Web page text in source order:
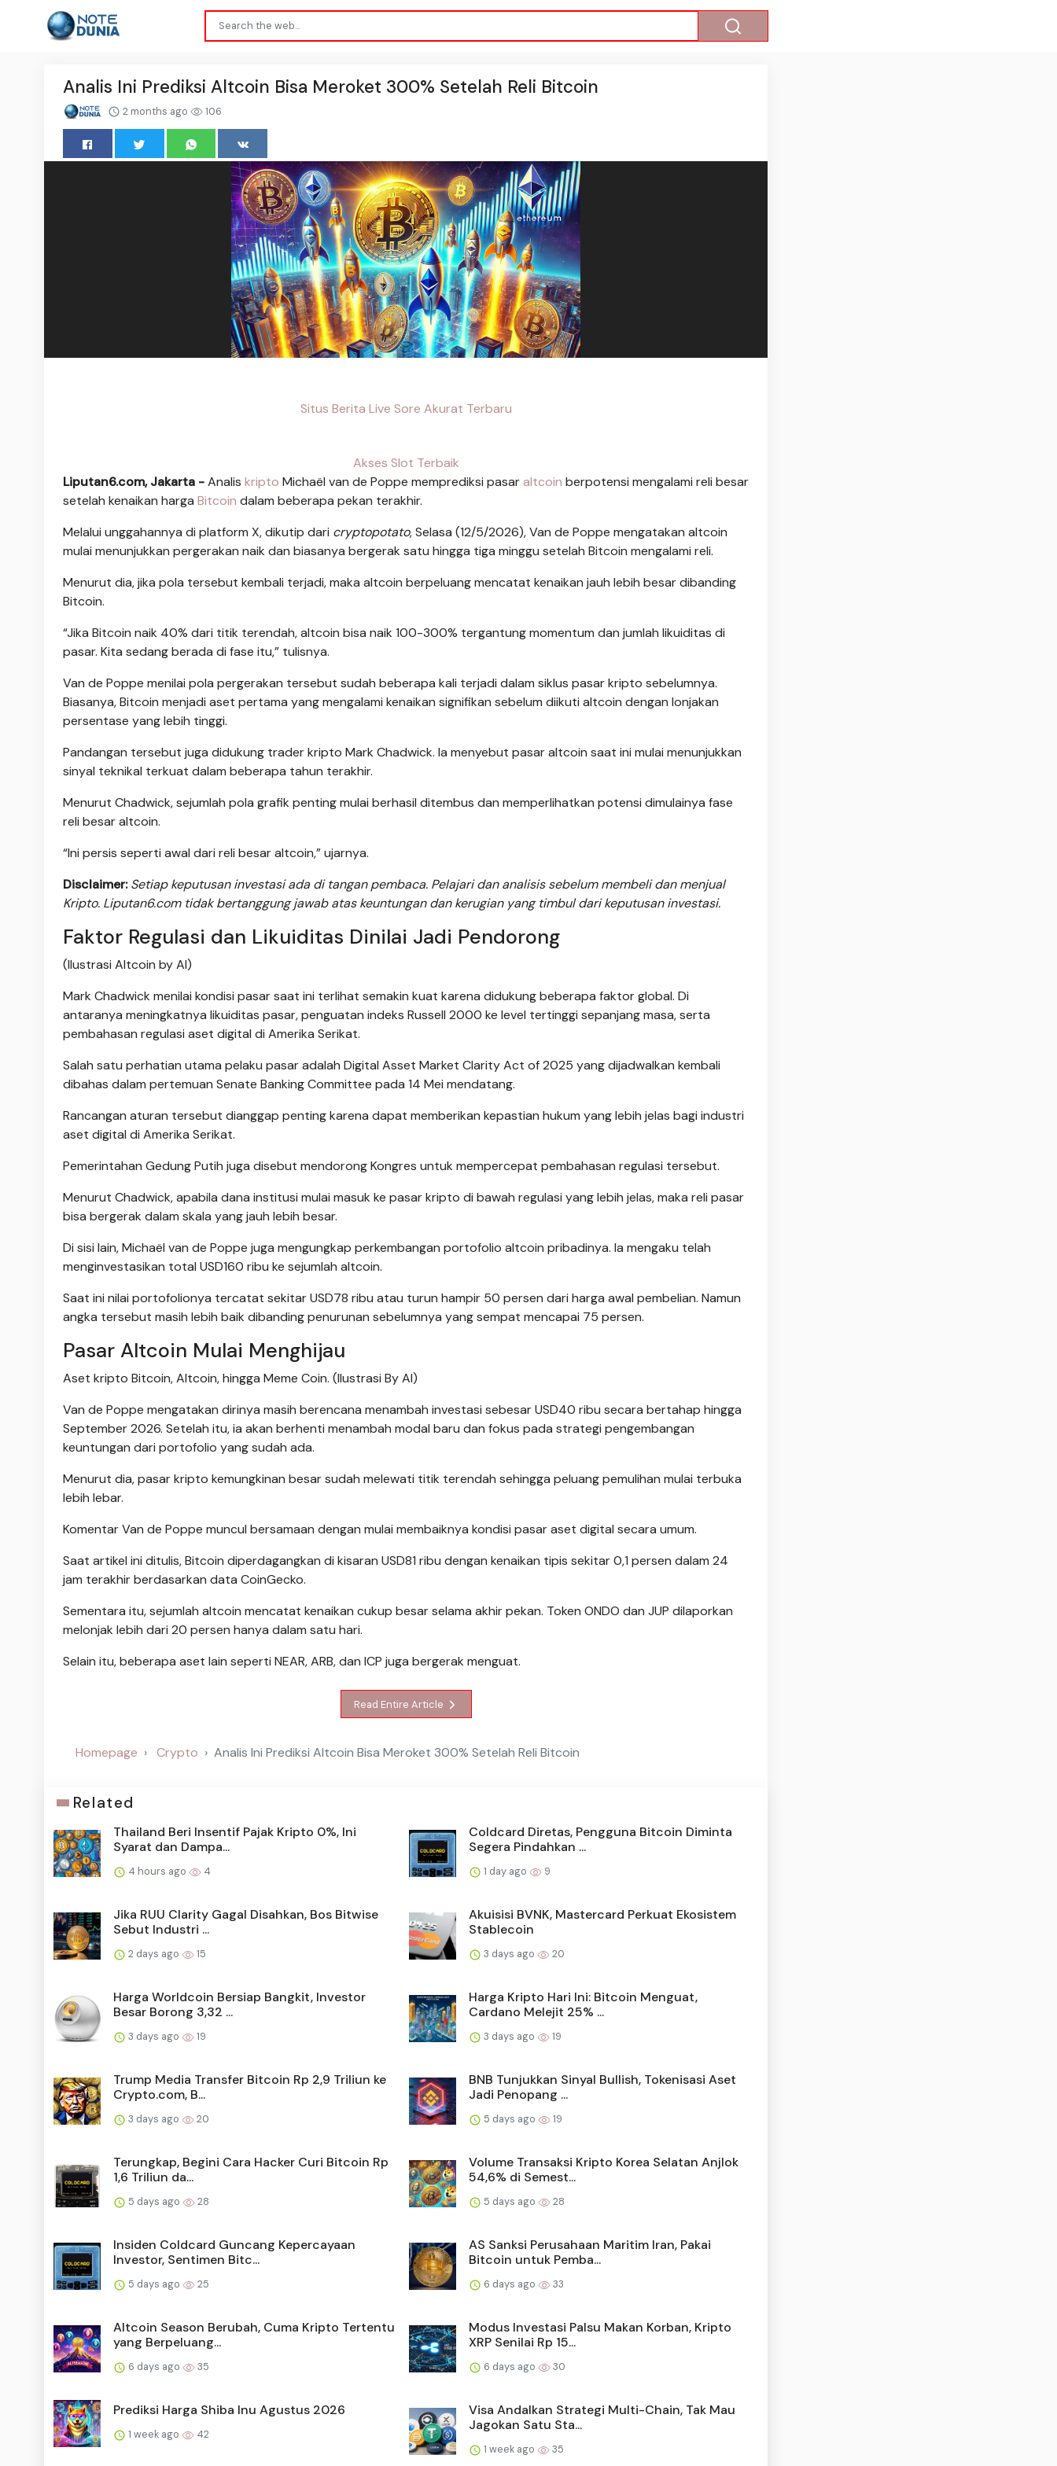
Analis Ini Prediksi Altcoin Bisa Meroket 300% Setelah Reli Bitcoin
2 months ago 106
Situs Berita Live Sore Akurat Terbaru
Akses Slot Terbaik
Liputan6.com, Jakarta -Analis kripto Michaël van de Poppe memprediksi pasaraltcoin berpotensi mengalami reli besar
setelah kenaikan harga Bitcoin dalam beberapa pekan terakhir.
Melalui unggahannya di platform X, dikutip dari cryptopotato, Selasa (12/5/2026), Van de Poppe mengatakan altcoin
mulai menunjukkan pergerakan naik dan biasanya bergerak satu hingga tiga minggu setelah Bitcoin mengalami reli.
Menurut dia, jika pola tersebut kembali terjadi, maka altcoin berpeluang mencatat kenaikan jauh lebih besar dibanding
Bitcoin.
“Jika Bitcoin naik 40% dari titik terendah, altcoin bisa naik 100-300% tergantung momentum dan jumlah likuiditas di
pasar. Kita sedang berada di fase itu,” tulisnya.
Van de Poppe menilai pola pergerakan tersebut sudah beberapa kali terjadi dalam siklus pasar kripto sebelumnya.
Biasanya, Bitcoin menjadi aset pertama yang mengalami kenaikan signifikan sebelum diikuti altcoin dengan lonjakan
persentase yang lebih tinggi.
Pandangan tersebut juga didukung trader kripto Mark Chadwick. Ia menyebut pasar altcoin saat ini mulai menunjukkan
sinyal teknikal terkuat dalam beberapa tahun terakhir.
Menurut Chadwick, sejumlah pola grafik penting mulai berhasil ditembus dan memperlihatkan potensi dimulainya fase
reli besar altcoin.
“Ini persis seperti awal dari reli besar altcoin,” ujarnya.
Disclaimer: Setiap keputusan investasi ada di tangan pembaca. Pelajari dan analisis sebelum membeli dan menjual
Kripto. Liputan6.com tidak bertanggung jawab atas keuntungan dan kerugian yang timbul dari keputusan investasi.
Faktor Regulasi dan Likuiditas Dinilai Jadi Pendorong
(Ilustrasi Altcoin by AI)
Mark Chadwick menilai kondisi pasar saat ini terlihat semakin kuat karena didukung beberapa faktor global. Di
antaranya meningkatnya likuiditas pasar, penguatan indeks Russell 2000 ke level tertinggi sepanjang masa, serta
pembahasan regulasi aset digital di Amerika Serikat.
Salah satu perhatian utama pelaku pasar adalah Digital Asset Market Clarity Act of 2025 yang dijadwalkan kembali
dibahas dalam pertemuan Senate Banking Committee pada 14 Mei mendatang.
Rancangan aturan tersebut dianggap penting karena dapat memberikan kepastian hukum yang lebih jelas bagi industri
aset digital di Amerika Serikat.
Pemerintahan Gedung Putih juga disebut mendorong Kongres untuk mempercepat pembahasan regulasi tersebut.
Menurut Chadwick, apabila dana institusi mulai masuk ke pasar kripto di bawah regulasi yang lebih jelas, maka reli pasar
bisa bergerak dalam skala yang jauh lebih besar.
Di sisi lain, Michaël van de Poppe juga mengungkap perkembangan portofolio altcoin pribadinya. Ia mengaku telah
menginvestasikan total USD160 ribu ke sejumlah altcoin.
Saat ini nilai portofolionya tercatat sekitar USD78 ribu atau turun hampir 50 persen dari harga awal pembelian. Namun
angka tersebut masih lebih baik dibanding penurunan sebelumnya yang sempat mencapai 75 persen.
Pasar Altcoin Mulai Menghijau
Aset kripto Bitcoin, Altcoin, hingga Meme Coin. (Ilustrasi By AI)
Van de Poppe mengatakan dirinya masih berencana menambah investasi sebesar USD40 ribu secara bertahap hingga
September 2026. Setelah itu, ia akan berhenti menambah modal baru dan fokus pada strategi pengembangan
keuntungan dari portofolio yang sudah ada.
Menurut dia, pasar kripto kemungkinan besar sudah melewati titik terendah sehingga peluang pemulihan mulai terbuka
lebih lebar.
Komentar Van de Poppe muncul bersamaan dengan mulai membaiknya kondisi pasar aset digital secara umum.
Saat artikel ini ditulis, Bitcoin diperdagangkan di kisaran USD81 ribu dengan kenaikan tipis sekitar 0,1 persen dalam 24
jam terakhir berdasarkan data CoinGecko.
Sementara itu, sejumlah altcoin mencatat kenaikan cukup besar selama akhir pekan. Token ONDO dan JUP dilaporkan
melonjak lebih dari 20 persen hanya dalam satu hari.
Selain itu, beberapa aset lain seperti NEAR, ARB, dan ICP juga bergerak menguat.
Read Entire Article
Homepage Crypto Analis Ini Prediksi Altcoin Bisa Meroket 300% Setelah Reli Bitcoin
Related
Thailand Beri Insentif Pajak Kripto 0%, Ini
Syarat dan Dampa...
4 hours ago 4
Coldcard Diretas, Pengguna Bitcoin Diminta
Segera Pindahkan ...
1 day ago 9
Jika RUU Clarity Gagal Disahkan, Bos Bitwise
Sebut Industri ...
2 days ago 15
Akuisisi BVNK, Mastercard Perkuat Ekosistem
Stablecoin
3 days ago 20
Harga Worldcoin Bersiap Bangkit, Investor
Besar Borong 3,32 ...
3 days ago 19
Harga Kripto Hari Ini: Bitcoin Menguat,
Cardano Melejit 25% ...
3 days ago 19
Trump Media Transfer Bitcoin Rp 2,9 Triliun ke
Crypto.com, B...
3 days ago 20
BNB Tunjukkan Sinyal Bullish, Tokenisasi Aset
Jadi Penopang ...
5 days ago 19
Terungkap, Begini Cara Hacker Curi Bitcoin Rp
1,6 Triliun da...
5 days ago 28
Volume Transaksi Kripto Korea Selatan Anjlok
54,6% di Semest...
5 days ago 28
Insiden Coldcard Guncang Kepercayaan
Investor, Sentimen Bitc...
5 days ago 25
AS Sanksi Perusahaan Maritim Iran, Pakai
Bitcoin untuk Pemba...
6 days ago 33
Altcoin Season Berubah, Cuma Kripto Tertentu
yang Berpeluang...
6 days ago 35
Modus Investasi Palsu Makan Korban, Kripto
XRP Senilai Rp 15...
6 days ago 30
Prediksi Harga Shiba Inu Agustus 2026
1 week ago 42
Visa Andalkan Strategi Multi-Chain, Tak Mau
Jagokan Satu Sta...
1 week ago 35